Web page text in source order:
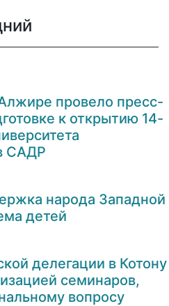
провело пресс-
к открытию 14-
САДР
народа Западной
детей
делегации в Котону
семинаров,
вопросу